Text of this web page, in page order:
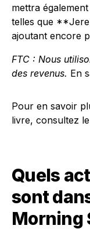
mettra
telles que
ajoutant encore
FTC : Nous
des revenus. En
Pour en savoir
livre, consultez
Quels
sont
Morning